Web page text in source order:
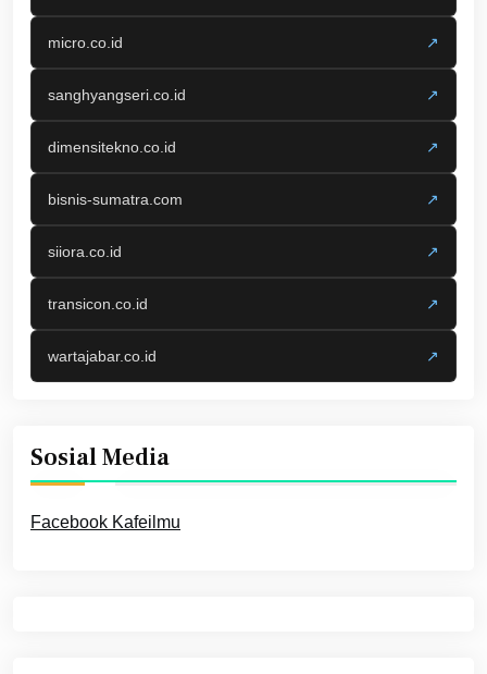
micro.co.id ↗
sanghyangseri.co.id ↗
dimensitekno.co.id ↗
bisnis-sumatra.com ↗
siiora.co.id ↗
transicon.co.id ↗
wartajabar.co.id ↗
Sosial Media
Facebook Kafeilmu